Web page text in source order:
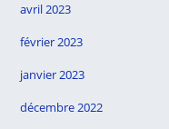
avril 2023
février 2023
janvier 2023
décembre 2022